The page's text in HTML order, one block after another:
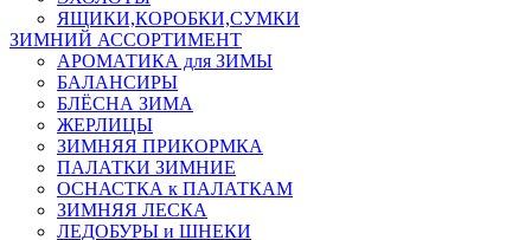
ЯЩИКИ,КОРОБКИ,СУМКИ
ЗИМНИЙ АССОРТИМЕНТ
АРОМАТИКА для ЗИМЫ
БАЛАНСИРЫ
БЛЁСНА ЗИМА
ЖЕРЛИЦЫ
ЗИМНЯЯ ПРИКОРМКА
ПАЛАТКИ ЗИМНИЕ
ОСНАСТКА к ПАЛАТКАМ
ЗИМНЯЯ ЛЕСКА
ЛЕДОБУРЫ и ШНЕКИ